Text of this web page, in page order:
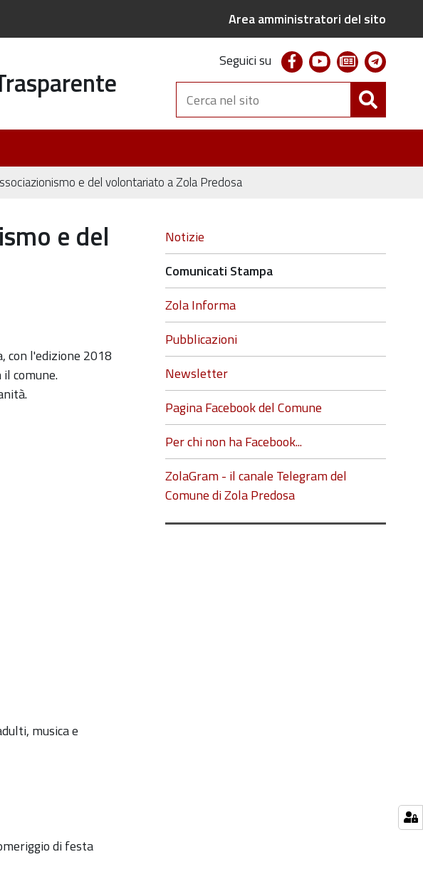
Area amministratori del sito
Seguici su facebookyoutubenewsletter
Cerca
nel
sito
e del volontariato a Zola Predosa
e del
con l'edizione 2018
comune.
musica e
di festa
Navigazione
Notizie
Comunicati Stampa
Zola Informa
Pubblicazioni
Newsletter
Pagina Facebook del Comune
Per chi non ha Facebook...
ZolaGram - il canale Telegram del
Comune di Zola Predosa